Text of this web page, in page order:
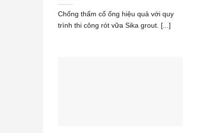
Chống thấm cổ ống hiệu quả với quy
trình thi công rót vữa Sika grout. [...]